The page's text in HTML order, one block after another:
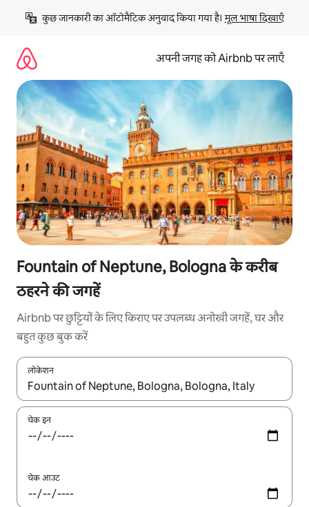
छोड़कर
कॉन्टेंट
कुछ जानकारी का ऑटोमैटिक अनुवाद किया गया है। मूल भाषा दिखाएँ
अपनी जगह को Airbnb पर लाएँ
Fountain of Neptune, Bologna के करीब
ठहरने की जगहें
Airbnb पर छुट्टियों के लिए किराए पर उपलब्ध अनोखी जगहें, घर और
बहुत कुछ बुक करें
लोकेशन
नतीजों के उपलब्ध होने पर, अप और डाउन 'ऐरो की' का इस्तेमाल करके नेविगेट
चेक इन
चेक आउट